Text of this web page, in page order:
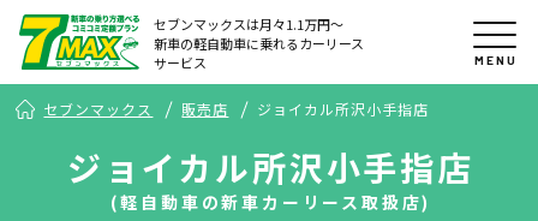
セブンマックスは月々1.1万円〜
新車の軽自動車に乗れるカーリース
サービス
MENU
セブンマックス 販売店 ジョイカル所沢小手指店
ジョイカル所沢小手指店
(軽自動車の新車カーリース取扱店)